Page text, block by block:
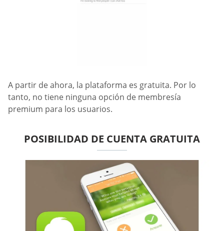
A partir de ahora, la plataforma es gratuita. Por lo
tanto, no tiene ninguna opción de membresía
premium para los usuarios.
POSIBILIDAD DE CUENTA GRATUITA